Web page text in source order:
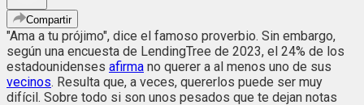
Compartir
"Ama a tu prójimo", dice el famoso proverbio. Sin embargo,
según una encuesta de LendingTree de 2023, el 24% de los
estadounidenses afirma no querer a al menos uno de sus
vecinos. Resulta que, a veces, quererlos puede ser muy
difícil. Sobre todo si son unos pesados que te dejan notas